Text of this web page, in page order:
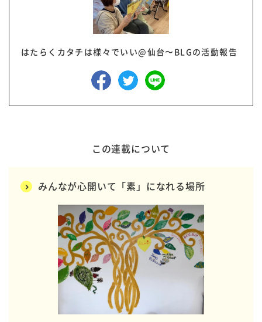
はたらくカタチは様々でいい@仙台〜BLGの活動報告
この連載について
みんなが心開いて「素」になれる場所